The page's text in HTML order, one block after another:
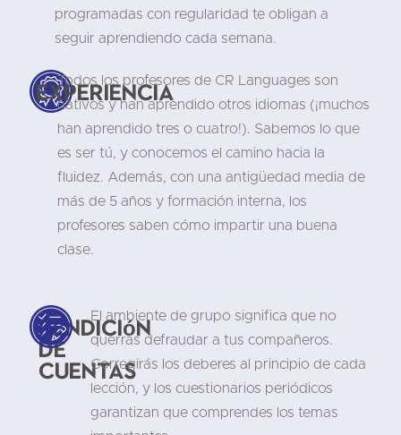
programadas con regularidad te obligan a
seguir aprendiendo cada semana.
Experiencia
Todos los profesores de CR Languages son
nativos y han aprendido otros idiomas (¡muchos
han aprendido tres o cuatro!). Sabemos lo que
es ser tú, y conocemos el camino hacia la
fluidez. Además, con una antigüedad media de
más de 5 años y formación interna, los
profesores saben cómo impartir una buena
clase.
Rendición
de
cuentas
El ambiente de grupo significa que no
querrás defraudar a tus compañeros.
Corregirás los deberes al principio de cada
lección, y los cuestionarios periódicos
garantizan que comprendes los temas